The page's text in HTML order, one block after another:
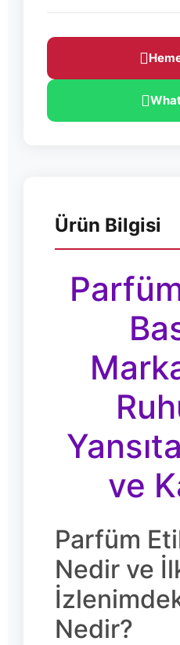
Ürün Bilgisi
ve
Parfüm
Nedir ve
Nedir?